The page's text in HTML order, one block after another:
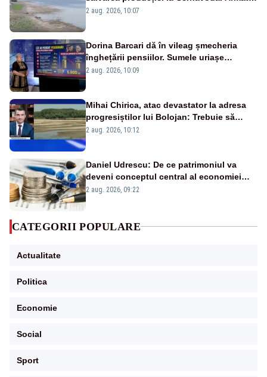
va detona o stâncă și va devia apa
2 aug. 2026, 10:07
Dorina Barcari dă în vileag șmecheria
înghețării pensiilor. Sumele uriașe
pierdute de fiecare român
2 aug. 2026, 10:09
Mihai Chirica, atac devastator la adresa
progresiștilor lui Bolojan: Trebuie să
protejăm și natura, dar nu șținem omaneii
2 aug. 2026, 10:12
Daniel Udrescu: De ce patrimoniul va
deveni conceptul central al economiei
viitoare?
2 aug. 2026, 09:22
CATEGORII POPULARE
Actualitate
Politica
Economie
Social
Sport